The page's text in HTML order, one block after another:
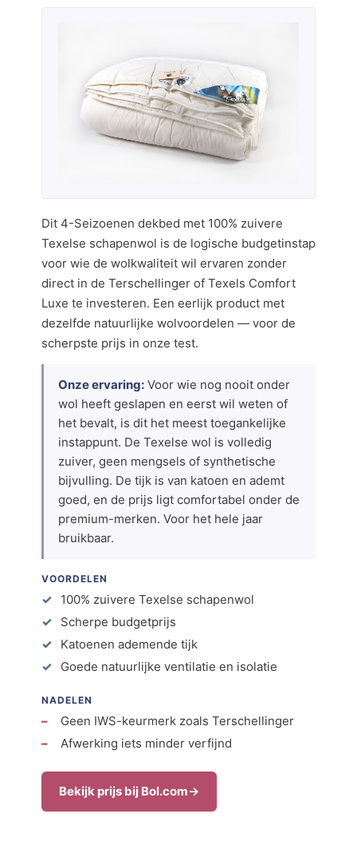
Dit 4-Seizoenen dekbed met 100% zuivere
Texelse schapenwol is de logische budgetinstap
voor wie de wolkwaliteit wil ervaren zonder
direct in de Terschellinger of Texels Comfort
Luxe te investeren. Een eerlijk product met
dezelfde natuurlijke wolvoordelen — voor de
scherpste prijs in onze test.
Onze ervaring: Voor wie nog nooit onder
wol heeft geslapen en eerst wil weten of
het bevalt, is dit het meest toegankelijke
instappunt. De Texelse wol is volledig
zuiver, geen mengsels of synthetische
bijvulling. De tijk is van katoen en ademt
goed, en de prijs ligt comfortabel onder de
premium-merken. Voor het hele jaar
bruikbaar.
VOORDELEN
100% zuivere Texelse schapenwol
Scherpe budgetprijs
Katoenen ademende tijk
Goede natuurlijke ventilatie en isolatie
NADELEN
Geen IWS-keurmerk zoals Terschellinger
Afwerking iets minder verfijnd
Bekijk prijs bij Bol.com